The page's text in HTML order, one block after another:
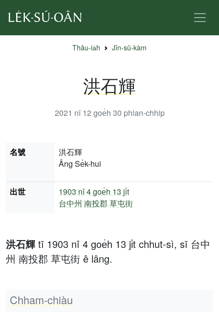
Thâu-ia̍h Jîn-sū-kàm
洪石輝
2021 nî 12 goe̍h 30 phian-chhip
洪石輝 tī 1903 nî 4 goe̍h 13 ji̍t chhut-sì, sī 台中
州 南投郡 草屯街 ê lâng.
Chham-chiàu
名號
洪石輝
Âng Se̍k-hui
出世 1903 nî4 goe̍h 13 ji̍t
台中州 南投郡 草屯街